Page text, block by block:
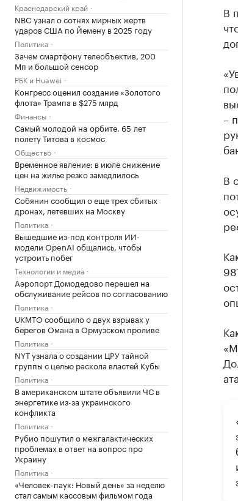
Краснодарский край
NBC узнал о сотнях мирных жертв
ударов США по Йемену в 2025 году
Политика
Зачем смартфону телеобъектив, 200
Мп и большой сенсор
РБК и Huawei
Конгресс оценил создание «Золотого
флота» Трампа в $275 млрд
Финансы
Самый молодой на орбите. 65 лет
полету Титова в космос
Общество
Временное явление: в июле снижение
цен на жилье резко замедлилось
Недвижимость
Собянин сообщил о еще трех сбитых
дронах, летевших на Москву
Политика
Вышедшие из-под контроля ИИ-
модели OpenAI общались, чтобы
устроить побег
Технологии и медиа
Аэропорт Домодедово перешел на
обслуживание рейсов по согласованию
Политика
UKMTO сообщило о двух взрывах у
берегов Омана в Ормузском проливе
Политика
NYT узнала о создании ЦРУ тайной
группы с целью раскола властей Кубы
Политика
В американском штате объявили ЧС в
энергетике из-за украинского
конфликта
Политика
Рубио пошутил о межгалактических
проблемах в ответ на вопрос про
Украину
Политика
«Человек-паук: Новый день» за неделю
стал самым кассовым фильмом года
В
–
В